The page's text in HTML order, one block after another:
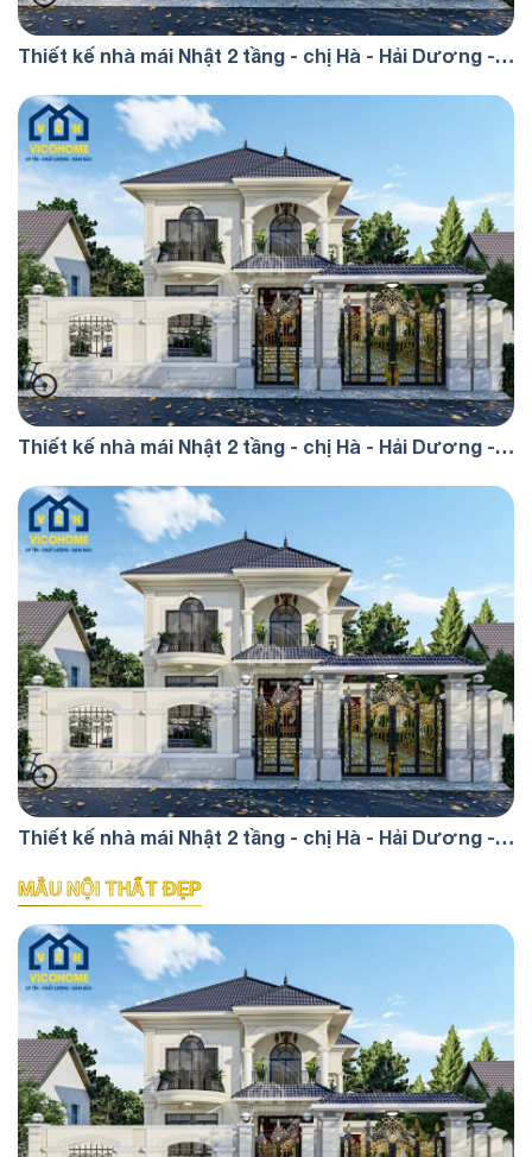
Thiết kế nhà mái Nhật 2 tầng - chị Hà - Hải Dương -
Thiết kế nhà mái Nhật 2 tầng - chị Hà - Hải Dương -
Thiết kế nhà mái Nhật 2 tầng - chị Hà - Hải Dương -
MẪU NỘI THẤT ĐẸP